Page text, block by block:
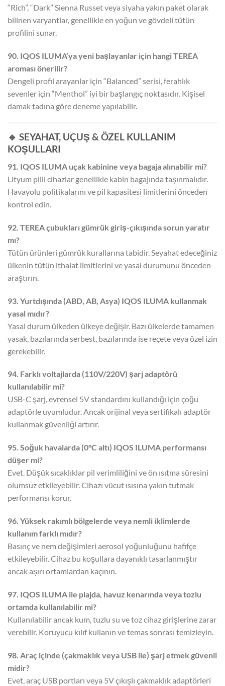
“Rich”, “Dark” Sienna Russet veya siyaha yakın paket olarak
bilinen varyantlar, genellikle en yoğun ve gövdeli tütün
profilini sunar.
90. IQOS ILUMA’ya yeni başlayanlar için hangi TEREA
aroması önerilir?
Dengeli profil arayanlar için “Balanced” serisi, ferahlık
sevenler için “Menthol” iyi bir başlangıç noktasıdır. Kişisel
damak tadına göre deneme yapılabilir.
🔹 SEYAHAT, UÇUŞ & ÖZEL KULLANIM
KOŞULLARI
91. IQOS ILUMA uçak kabinine veya bagaja alınabilir mi?
Lityum pilli cihazlar genellikle kabin bagajında taşınmalıdır.
Havayolu politikalarını ve pil kapasitesi limitlerini önceden
kontrol edin.
92. TEREA çubukları gümrük giriş-çıkışında sorun yaratır
mı?
Tütün ürünleri gümrük kurallarına tabidir. Seyahat edeceğiniz
ülkenin tütün ithalat limitlerini ve yasal durumunu önceden
araştırın.
93. Yurtdışında (ABD, AB, Asya) IQOS ILUMA kullanmak
yasal mıdır?
Yasal durum ülkeden ülkeye değişir. Bazı ülkelerde tamamen
yasak, bazılarında serbest, bazılarında ise reçete veya özel izin
gerekebilir.
94. Farklı voltajlarda (110V/220V) şarj adaptörü
kullanılabilir mi?
USB-C şarj, evrensel 5V standardını kullandığı için çoğu
adaptörle uyumludur. Ancak orijinal veya sertifikalı adaptör
kullanmak güvenliği artırır.
95. Soğuk havalarda (0°C altı) IQOS ILUMA performansı
düşer mi?
Evet. Düşük sıcaklıklar pil verimliliğini ve ön ısıtma süresini
olumsuz etkileyebilir. Cihazı vücut ısısına yakın tutmak
performansı korur.
96. Yüksek rakımlı bölgelerde veya nemli iklimlerde
kullanım farklı mıdır?
Basınç ve nem değişimleri aerosol yoğunluğunu hafifçe
etkileyebilir. Cihaz bu koşullara dayanıklı tasarlanmıştır
ancak aşırı ortamlardan kaçının.
97. IQOS ILUMA ile plajda, havuz kenarında veya tozlu
ortamda kullanılabilir mi?
Kullanılabilir ancak kum, tuzlu su ve toz cihaz girişlerine zarar
verebilir. Koruyucu kılıf kullanın ve temas sonrası temizleyin.
98. Araç içinde (çakmaklık veya USB ile) şarj etmek güvenli
midir?
Evet, araç USB portları veya 5V çıkışlı çakmaklık adaptörleri